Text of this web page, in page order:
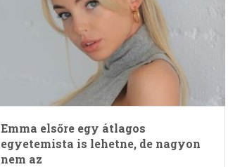
Emma elsőre egy átlagos
egyetemista is lehetne, de nagyon
nem az